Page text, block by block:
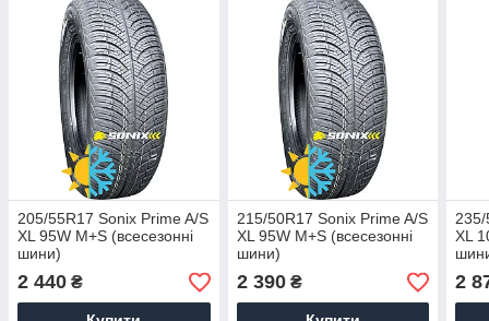
205/55R17 Sonix Prime A/S
XL 95W M+S (всесезонні
шини)
2 440 ₴
215/50R17 Sonix Prime A/S
XL 95W M+S (всесезонні
шини)
2 390₴
235/
XL
2